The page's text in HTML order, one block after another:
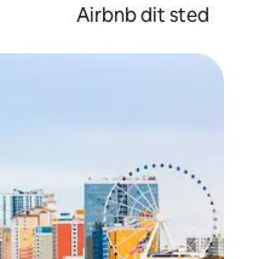
Airbnb dit sted